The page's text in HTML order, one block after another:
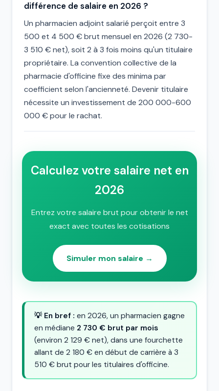
différence de salaire en 2026 ?
Un pharmacien adjoint salarié perçoit entre 3
500 et 4 500 € brut mensuel en 2026 (2 730-
3 510 € net), soit 2 à 3 fois moins qu'un titulaire
propriétaire. La convention collective de la
pharmacie d'officine fixe des minima par
coefficient selon l'ancienneté. Devenir titulaire
nécessite un investissement de 200 000-600
000 € pour le rachat.
Calculez votre salaire net en
2026
Entrez votre salaire brut pour obtenir le net
exact avec toutes les cotisations
Simuler mon salaire →
💡 En bref : en 2026, un pharmacien gagne
en médiane 2 730 € brut par mois
(environ 2 129 € net), dans une fourchette
allant de 2 180 € en début de carrière à 3
510 € brut pour les titulaires d'officine.